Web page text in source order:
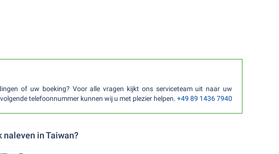
of uw boeking? Voor alle vragen kijkt ons serviceteam uit naar uw
telefoonnummer kunnen wij u met plezier helpen. +49 89 1436 7940
in Taiwan?